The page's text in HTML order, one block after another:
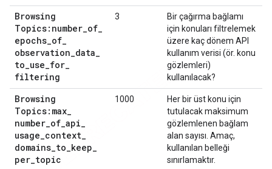
Browsing
Topics:number of
epochs of
observation data
to use for
filtering
3
Bir çağırma bağlamı
için konuları filtrelemek
üzere kaç dönem API
kullanım verisi (ör. konu
gözlemleri)
kullanılacak?
Browsing
Topics:max
number of api
usage context
domains to keep
per topic
1000
Her bir üst konu için
tutulacak maksimum
gözlemlenen bağlam
alan sayısı. Amaç,
kullanılan belleği
sınırlamaktır.